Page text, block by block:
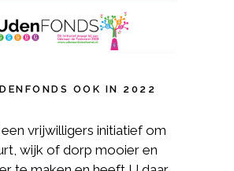
OOK IN 2022
vrijwilligers initiatief om
wijk of dorp mooier en